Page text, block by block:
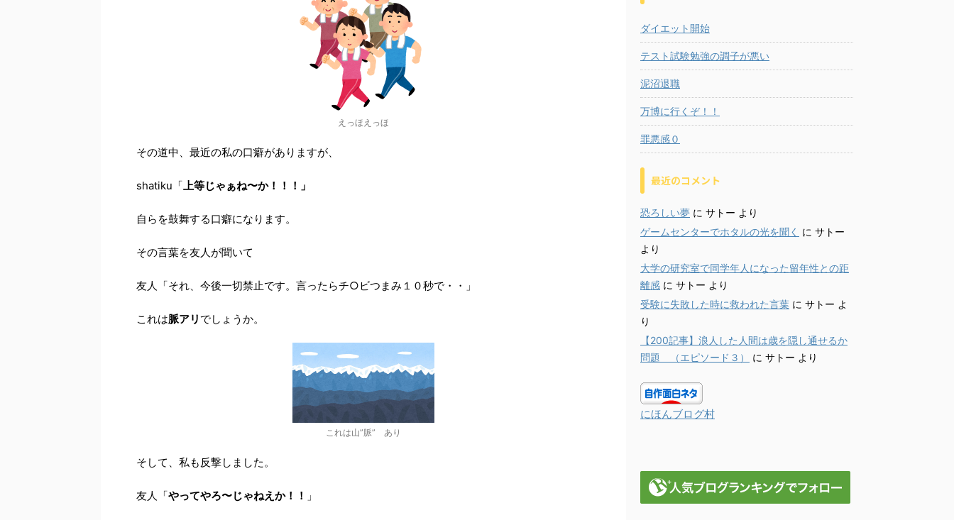
えっほえっほ
その道中、最近の私の口癖がありますが、
shatiku「上等じゃぁね〜か！！！」
自らを鼓舞する口癖になります。
その言葉を友人が聞いて
友人「それ、今後一切禁止です。言ったらチ○ビつまみ１０秒で・・」
これは脈アリ でしょうか。
これは山”脈” あり
そして、私も反撃しました。
友人「やってやろ〜じゃねえか！！ 」
ダイエット開始
テスト試験勉強の調子が悪い
泥沼退職
万博に行くぞ！！
罪悪感０
最近のコメント
恐ろしい夢 に サトー より
ゲームセンターでホタルの光を聞く に サトー
より
大学の研究室で同学年人になった留年性との距
離感 に サトー より
受験に失敗した時に救われた言葉 に サトー よ
り
【200記事】浪人した人間は歳を隠し通せるか
問題 （エピソード３）
に サトー より
にほんブログ村